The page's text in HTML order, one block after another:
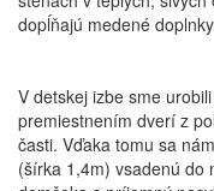
dopĺňajú medené
V detskej izbe sme
premiestnením dverí z
časti. Vďaka tomu sa
(šírka 1,4m) vsadenú do